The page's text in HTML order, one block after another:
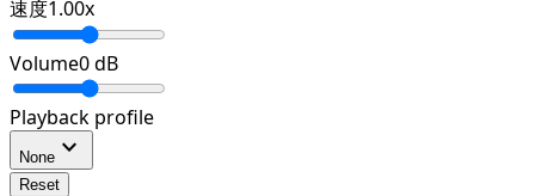
速度1.00x
Volume0dB
Playback profile
None expand_more
Reset